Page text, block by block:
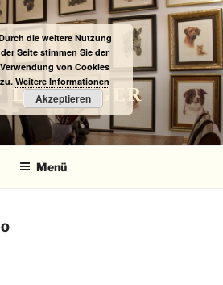
LAUBINGER
Menü
die weitere Nutzung
der Seite stimmen Sie der
Verwendung von Cookies
zu. Weitere Informationen
Akzeptieren